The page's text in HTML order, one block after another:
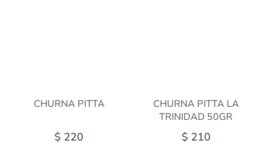
CHURNA PITTA
$ 220
CHURNA PITTA LA
TRINIDAD 50GR
$ 210